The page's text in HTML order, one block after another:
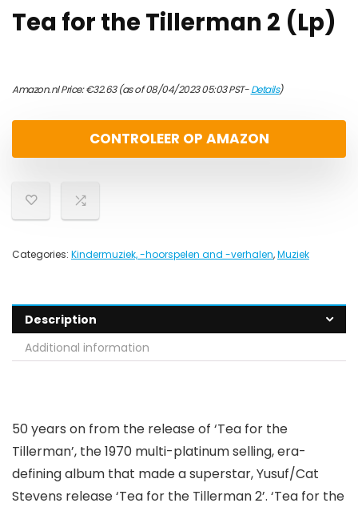
Tea for the Tillerman 2 (Lp)
Amazon.nl Price:€32.63(as of 08/04/2023 05:03 PST-Details)
CONTROLEER OP AMAZON
Categories: Kindermuziek, -hoorspelen and -verhalen,Muziek
Description
Additional information
50 years on from the release of ‘Tea for the
Tillerman’, the 1970 multi-platinum selling, era-
defining album that made a superstar, Yusuf/Cat
Stevens release ‘Tea for the Tillerman 2’. ‘Tea for the